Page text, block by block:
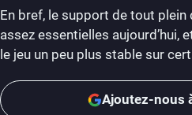
En bref, le support de tout
assez essentielles aujourd’hui,
le jeu un peu plus stable sur
Ajoutez-nous